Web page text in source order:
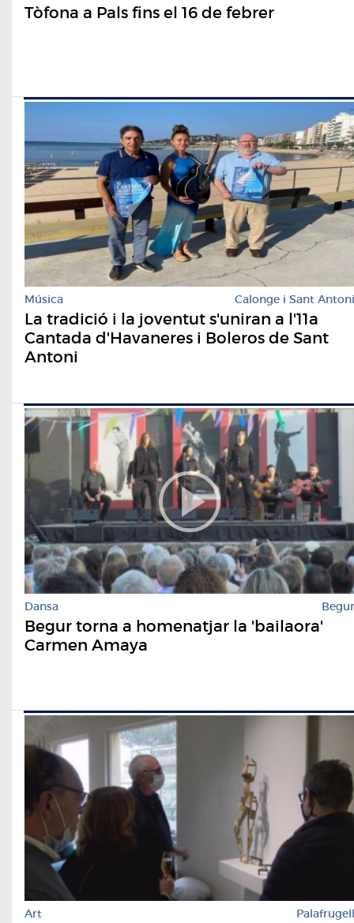
Tòfona a Pals fins el 16 de febrer
Música Calonge i Sant Antoni
La tradició i la joventut s'uniran a l'11a
Cantada d'Havaneres i Boleros de Sant
Antoni
Dansa Begur
Begur torna a homenatjar la 'bailaora'
Carmen Amaya
Art Palafrugell